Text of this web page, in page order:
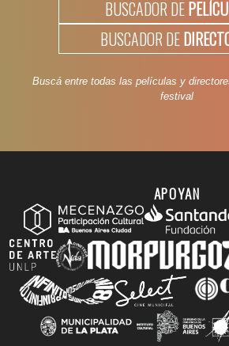
BUSCADOR DE
BUSCADOR DE
Buscá entre todas las películas y
festival
APOYAN